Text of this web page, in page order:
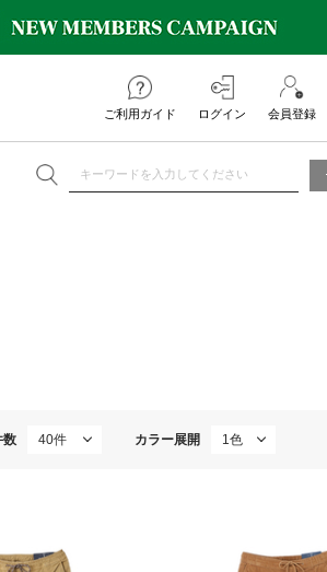
ご利用ガイド ログイン 会員登録
数 カラー展開